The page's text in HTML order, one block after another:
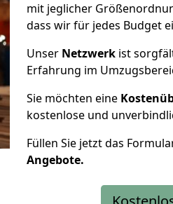
mit jeglicher
dass wir für jedes Budget
Unser Netzwerk ist
Erfahrung im
Sie möchten eine
kostenlose und
Füllen Sie jetzt das
Angebote.